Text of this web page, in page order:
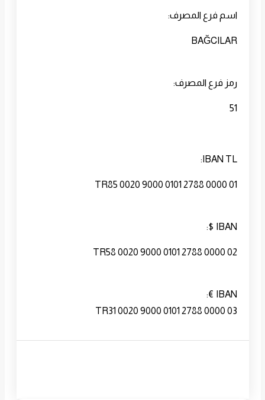
اسم فرع المصرف:
BAĞCILAR
رمز فرع المصرف:
51
IBAN TL:
TR85 0020 9000 0101 2788 0000 01
IBAN $:
TR58 0020 9000 0101 2788 0000 02
IBAN €:
TR31 0020 9000 0101 2788 0000 03